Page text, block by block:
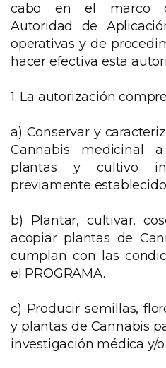
cabo en el marco
Autoridad de
operativas y de
hacer efectiva esta
1. La autorización
a) Conservar y
Cannabis medicinal
plantas y cultivo
previamente
b) Plantar, cultivar,
acopiar plantas de
cumplan con las
el PROGRAMA.
c) Producir semillas,
y plantas de Cannabis
investigación médica y/